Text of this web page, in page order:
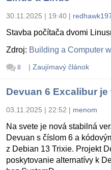
30.11.2025 | 19:40 |
Stavba počítača dvomi
Zdroj: Building a Computer
8 | Zaujímavý článok
Devuan 6 Excalibur
03.11.2025 | 22:52 | menom
Na svete je nová stabilná
Devuan s číslom 6 a
z Debian 13 Trixie. Projekt
poskytovanie alternatívy k